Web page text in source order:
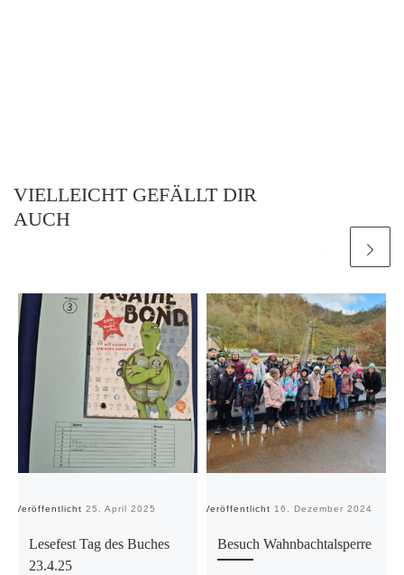
VIELLEICHT GEFÄLLT DIR
AUCH
Veröffentlicht 25. April 2025
Lesefest Tag des Buches
23.4.25
Veröffentlicht 16. Dezember 2024
Besuch Wahnbachtalsperre